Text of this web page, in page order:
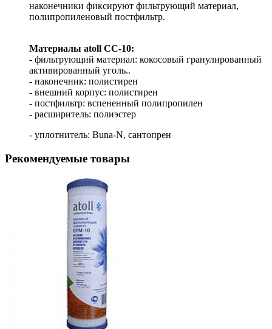
наконечники фиксируют фильтрующий материал,
полипропиленовый постфильтр.
Материалы atoll CC-10:
- фильтрующий материал: кокосовый гранулированный
активированный уголь..
- наконечник: полистирен
- внешний корпус: полистирен
- постфильтр: вспененный полипропилен
- расширитель: полиэстер
- уплотнитель: Buna-N, сантопрен
Рекомендуемые товары